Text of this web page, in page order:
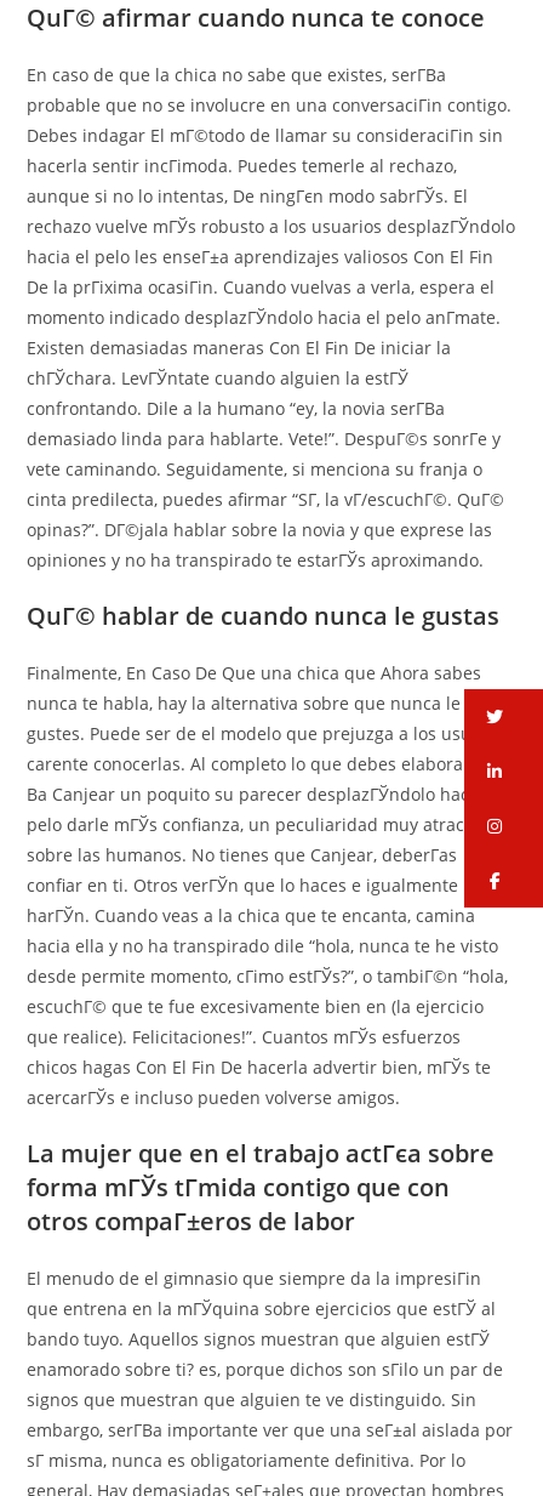
QuГ© afirmar cuando nunca te conoce
En caso de que la chica no sabe que existes, serГ­В­a
probable que no se involucre en una conversaciГіn contigo.
Debes indagar El mГ©todo de llamar su consideraciГіn sin
hacerla sentir incГіmoda. Puedes temerle al rechazo,
aunque si no lo intentas, De ningГєn modo sabrГЎs. El
rechazo vuelve mГЎs robusto a los usuarios desplazГЎndolo
hacia el pelo les enseГ±a aprendizajes valiosos Con El Fin
De la prГіxima ocasiГіn. Cuando vuelvas a verla, espera el
momento indicado desplazГЎndolo hacia el pelo anГ­mate.
Existen demasiadas maneras Con El Fin De iniciar la
chГЎchara. LevГЎntate cuando alguien la estГЎ
confrontando. Dile a la humano “ey, la novia serГ­В­a
demasiado linda para hablarte. Vete!”. DespuГ©s sonrГ­e y
vete caminando. Seguidamente, si menciona su franja o
cinta predilecta, puedes afirmar “SГ­, la vГ­/escuchГ©. QuГ©
opinas?”. DГ©jala hablar sobre la novia y que exprese las
opiniones y no ha transpirado te estarГЎs aproximando.
QuГ© hablar de cuando nunca le gustas
Finalmente, En Caso De Que una chica que Ahora sabes
nunca te habla, hay la alternativa sobre que nunca le
gustes. Puede ser de el modelo que prejuzga a los usuarios
carente conocerlas. Al completo lo que debes elaborar serГ­
В­a Canjear un poquito su parecer desplazГЎndolo hacia el
pelo darle mГЎs confianza, un peculiaridad muy atractivo
sobre las humanos. No tienes que Canjear, deberГ­as
confiar en ti. Otros verГЎn que lo haces e igualmente lo
harГЎn. Cuando veas a la chica que te encanta, camina
hacia ella y no ha transpirado dile “hola, nunca te he visto
desde permite momento, cГіmo estГЎs?”, o tambiГ©n “hola,
escuchГ© que te fue excesivamente bien en (la ejercicio
que realice). Felicitaciones!”. Cuantos mГЎs esfuerzos
chicos hagas Con El Fin De hacerla advertir bien, mГЎs te
acercarГЎs e incluso pueden volverse amigos.
La mujer que en el trabajo actГєa sobre
forma mГЎs tГ­mida contigo que con
otros compaГ±eros de labor
El menudo de el gimnasio que siempre da la impresiГіn
que entrena en la mГЎquina sobre ejercicios que estГЎ al
bando tuyo. Aquellos signos muestran que alguien estГЎ
enamorado sobre ti? es, porque dichos son sГіlo un par de
signos que muestran que alguien te ve distinguido. Sin
embargo, serГ­В­a importante ver que una seГ±al aislada por
sГ­ misma, nunca es obligatoriamente definitiva. Por lo
general, Hay demasiadas seГ±ales que proyectan hombres